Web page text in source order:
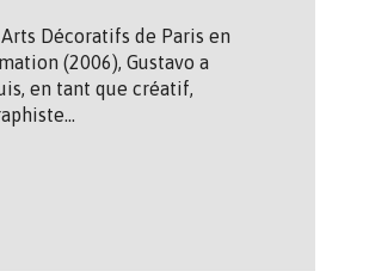
Décoratifs de Paris en
(2006), Gustavo a
en tant que créatif,